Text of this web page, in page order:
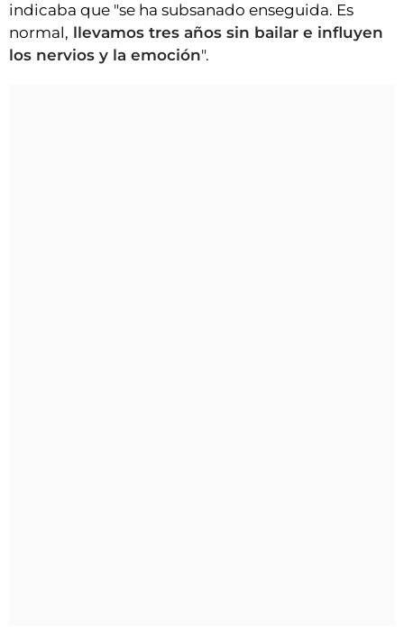
indicaba que "se ha subsanado enseguida. Es
normal, llevamos tres años sin bailar e influyen
los nervios y la emoción".